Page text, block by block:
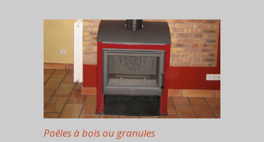
Poêles à bois ou granules